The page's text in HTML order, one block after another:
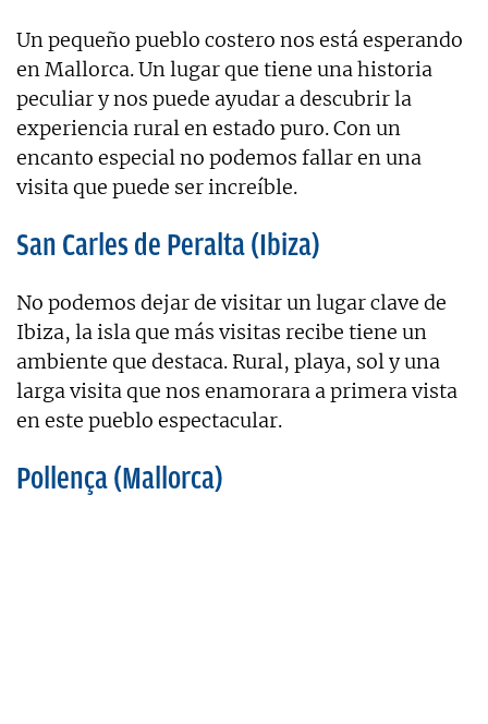
Un pequeño pueblo costero nos está esperando
en Mallorca. Un lugar que tiene una historia
peculiar y nos puede ayudar a descubrir la
experiencia rural en estado puro. Con un
encanto especial no podemos fallar en una
visita que puede ser increíble.
San Carles de Peralta (Ibiza)
No podemos dejar de visitar un lugar clave de
Ibiza, la isla que más visitas recibe tiene un
ambiente que destaca. Rural, playa, sol y una
larga visita que nos enamorara a primera vista
en este pueblo espectacular.
Pollença (Mallorca)